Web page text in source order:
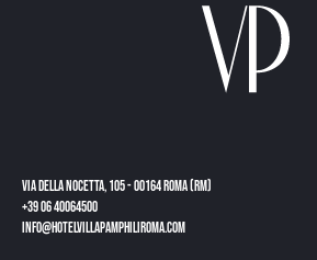
Via della Nocetta, 105 - 00164 Roma (RM)
+39 06 40064500
info@hotelvillapamphiliroma.com